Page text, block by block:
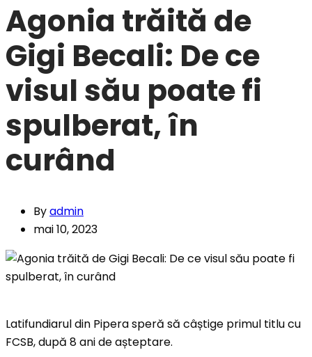
Agonia trăită de
Gigi Becali: De ce
visul său poate fi
spulberat, în
curând
Byadmin
mai 10, 2023
Latifundiarul din Pipera speră să câștige primul titlu cu
FCSB, după 8 ani de așteptare.